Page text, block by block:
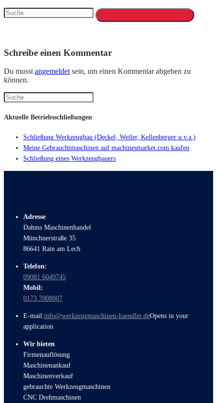
Schreibe einen Kommentar
Du musstangemeldetsein, um einen Kommentar abgeben zu
können.
Aktuelle Betriebsschließungen
Schließung Werkzeugbau (Deckel, Weiler, Kellenberger u.v.a.)
Meine Gebrauchtmaschinen auf machinesmarket.com kaufen
Schließung eines Werkzeugbauers
Adresse
Dahms Maschinenhandel
Münchnerstraße 35
86641 Rain am Lech
Telefon:
09081 6049745
Mobil:
0173 7008807
E-mail:info@werkzeugmaschinen-haendler.deOpens in your
application
Wir bieten
Firmenauflösung
Maschinenankauf
Maschinenverkauf
gebrauchte Werkzeugmaschinen
CNC Drehmaschinen